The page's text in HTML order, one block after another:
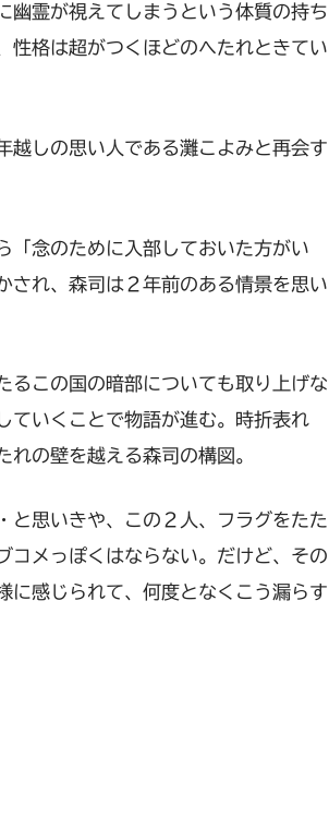
幽霊が視えてしまうという体質の持ち
性格は超がつくほどのへたれときてい
越しの思い人である灘こよみと再会す
「念のために入部しておいた方がい
され、森司は２年前のある情景を思い
るこの国の暗部についても取り上げな
いくことで物語が進む。時折表れ
の壁を越える森司の構図。
と思いきや、この２人、フラグをたた
コメっぽくはならない。だけど、その
に感じられて、何度となくこう漏らす